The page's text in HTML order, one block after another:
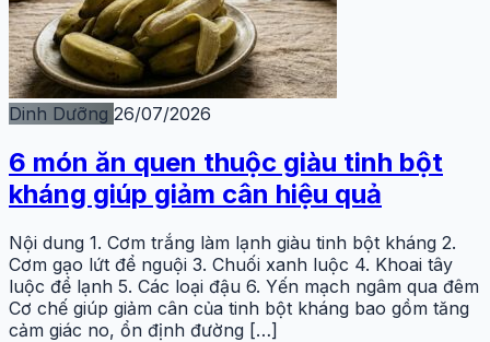
Dinh Dưỡng 26/07/2026
6 món ăn quen thuộc giàu tinh bột
kháng giúp giảm cân hiệu quả
Nội dung 1. Cơm trắng làm lạnh giàu tinh bột kháng 2.
Cơm gạo lứt để nguội 3. Chuối xanh luộc 4. Khoai tây
luộc để lạnh 5. Các loại đậu 6. Yến mạch ngâm qua đêm
Cơ chế giúp giảm cân của tinh bột kháng bao gồm tăng
cảm giác no, ổn định đường […]